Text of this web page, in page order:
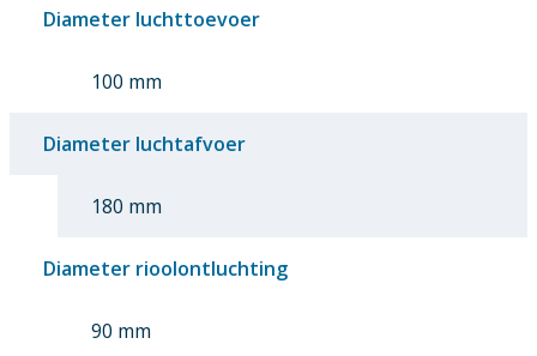
Diameter luchttoevoer
100 mm
Diameter luchtafvoer
180 mm
Diameter rioolontluchting
90 mm